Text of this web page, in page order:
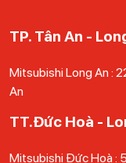
TP. Tân An -
Mitsubishi Long An :
An
TT.Đức Hoà -
Mitsubishi Đức Hoà :